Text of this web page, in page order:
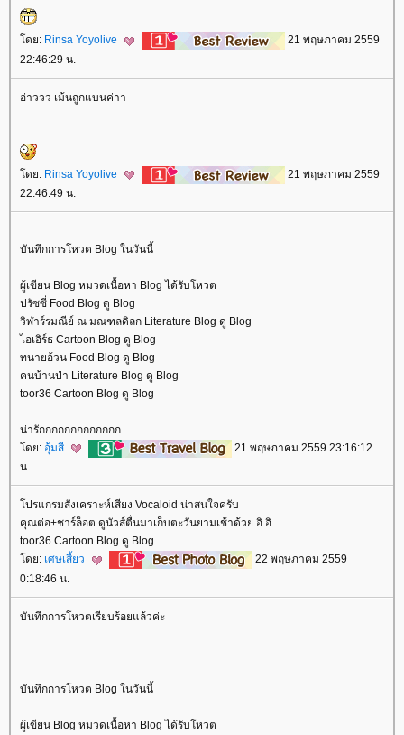
ดย: Rinsa Yoyolive
21 พฤษภาคม 2559
22:46:29 น.
อ่าววว เม้นถูกแบนค่าา
ดย: Rinsa Yoyolive
21 พฤษภาคม 2559
22:46:49 น.
บันทึกการโหวต Blog ในวันนี้
ผู้เขียน Blog หมวดเนื้อหา Blog ได้รับโหวต
ปรัซซี่ Food Blog ดู Blog
วิฬาร์รมณีย์ ณ มณฑลดิลก Literature Blog ดู Blog
ไอเอิร์ธ Cartoon Blog ดู Blog
ทนายอ้วน Food Blog ดู Blog
คนบ้านป่า Literature Blog ดู Blog
toor36 Cartoon Blog ดู Blog
น่ารักกกกกกกกกกกกก
ดย: อุ้มสี
21 พฤษภาคม 2559 23:16:12
น.
ปรแกรมสังเคราะห์เสียง Vocaloid น่าสนใจครับ
คุณต่อ+ชาร์ล็อต ดูนัวส์ตื่นมาเก็บตะวันยามเช้าด้วย อิ อิ
toor36 Cartoon Blog ดู Blog
ดย: เศษเสี้ยว
22 พฤษภาคม 2559
0:18:46 น.
บันทึกการโหวตเรียบร้อยแล้วค่ะ
บันทึกการโหวต Blog ในวันนี้
ผู้เขียน Blog หมวดเนื้อหา Blog ได้รับโหวต